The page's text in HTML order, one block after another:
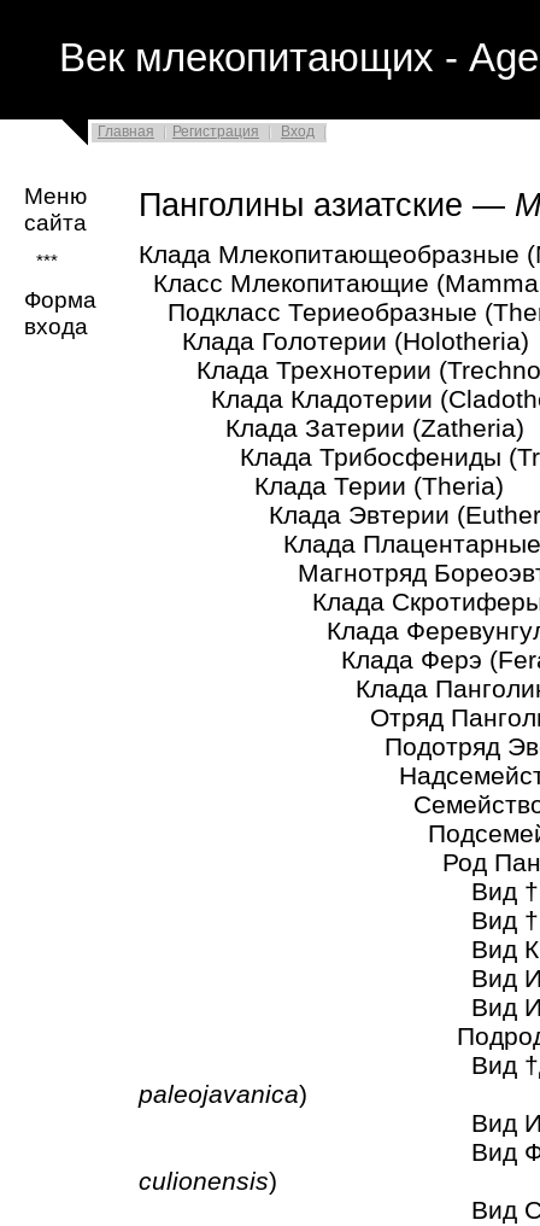
Век млекопитающих -
Главная Регистрация Вход
Меню
сайта
***
Форма
входа
Панголины азиатские —
Клада Млекопитающеобразные
Класс Млекопитающие
Подкласс Териеобразные
Клада Голотерии (Holotheria)
Клада Трехнотерии
Клада Кладотерии
Клада Затерии (Zatheria)
Клада Трибосфениды
Клада Терии (Theria)
Клада Эвтерии
Клада Плацентарные
Магнотряд
Клада Скротиферы
Клада Феревунгуляты
Клада Ферэ
Клада
Отряд Панголины
Подотряд
Надсемейство
Семейство
Подсемейство
Род Панголины
Вид
Вид †Панголин
Вид Китайский
Вид Индо-
Вид Индийский
Вид
paleojavanica)
Вид
Вид
culionensis)
Вид Скрытный